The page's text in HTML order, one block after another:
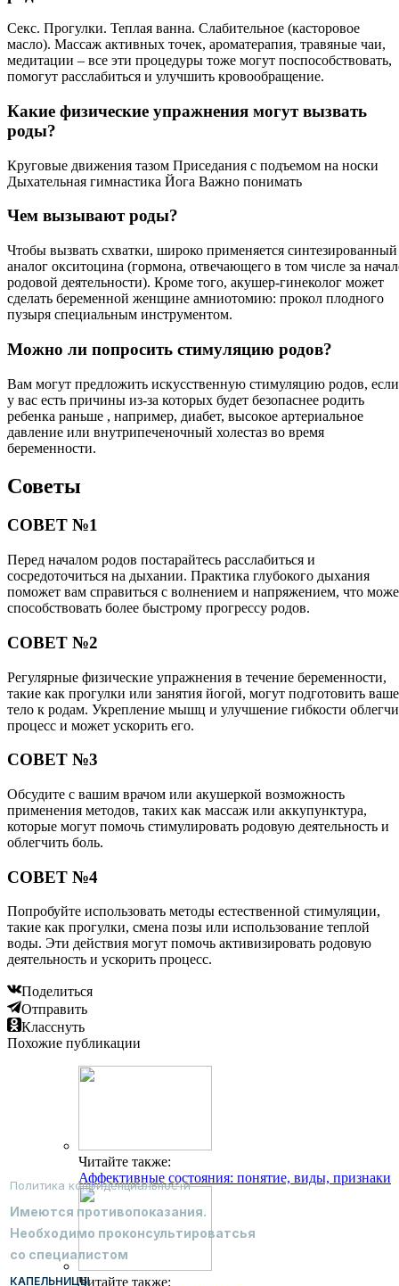
Секс. Прогулки. Теплая ванна. Слабительное (касторовое
масло). Массаж активных точек, ароматерапия, травяные чаи,
медитации – все эти процедуры тоже могут поспособствовать,
помогут расслабиться и улучшить кровообращение.
Какие физические упражнения могут вызвать
роды?
Круговые движения тазом Приседания с подъемом на носки
Дыхательная гимнастика Йога Важно понимать
Чем вызывают роды?
Чтобы вызвать схватки, широко применяется синтезированный
аналог окситоцина (гормона, отвечающего в том числе за
родовой деятельности). Кроме того, акушер-гинеколог может
сделать беременной женщине амниотомию: прокол плодного
пузыря специальным инструментом.
Можно ли попросить стимуляцию родов?
Вам могут предложить искусственную стимуляцию родов, если
у вас есть причины из-за которых будет безопаснее родить
ребенка раньше , например, диабет, высокое артериальное
давление или внутрипеченочный холестаз во время
беременности.
Советы
СОВЕТ №1
Перед началом родов постарайтесь расслабиться и
сосредоточиться на дыхании. Практика глубокого дыхания
поможет вам справиться с волнением и напряжением, что
способствовать более быстрому прогрессу родов.
СОВЕТ №2
Регулярные физические упражнения в течение беременности,
такие как прогулки или занятия йогой, могут подготовить ваше
тело к родам. Укрепление мышц и улучшение гибкости
процесс и может ускорить его.
СОВЕТ №3
Обсудите с вашим врачом или акушеркой возможность
применения методов, таких как массаж или аккупунктура,
которые могут помочь стимулировать родовую деятельность и
облегчить боль.
СОВЕТ №4
Попробуйте использовать методы естественной стимуляции,
такие как прогулки, смена позы или использование теплой
воды. Эти действия могут помочь активизировать родовую
деятельность и ускорить процесс.
Поделиться
Отправить
Класснуть
Похожие публикации
Читайте также:
Аффективные состояния: понятие, виды, признаки
Читайте также:
Политика конфиденциальности
Имеются противопоказания.
Необходимо проконсультироватсья
со специалистом
КАПЕЛЬНИЦЫ